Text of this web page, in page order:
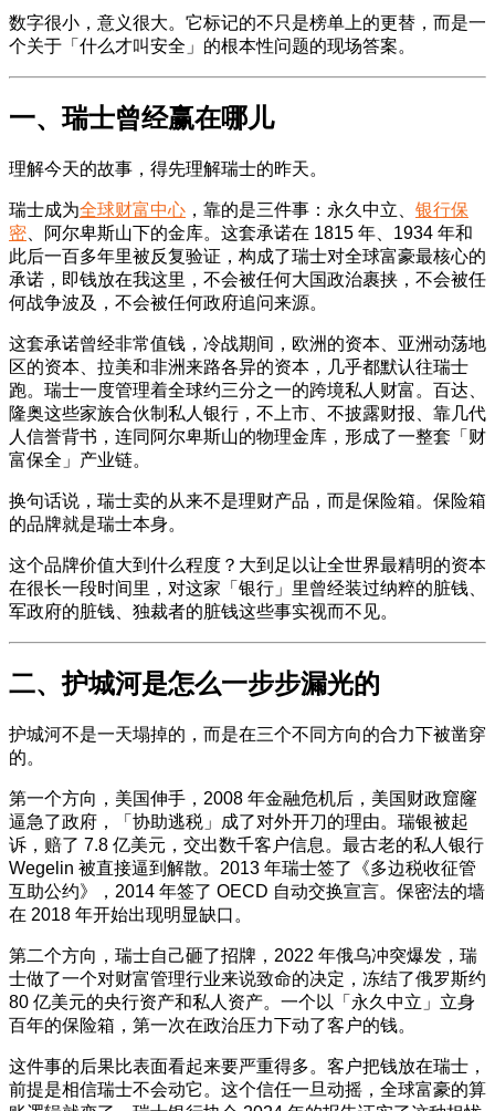
数字很小，意义很大。它标记的不只是榜单上的更替，而是一
个关于「什么才叫安全」的根本性问题的现场答案。
一、瑞士曾经赢在哪儿
理解今天的故事，得先理解瑞士的昨天。
瑞士成为全球财富中心 ，靠的是三件事：永久中立、 银行保
密 、阿尔卑斯山下的金库。这套承诺在 1815 年、1934 年和
此后一百多年里被反复验证，构成了瑞士对全球富豪最核心的
承诺，即钱放在我这里，不会被任何大国政治裹挟，不会被任
何战争波及，不会被任何政府追问来源。
这套承诺曾经非常值钱，冷战期间，欧洲的资本、亚洲动荡地
区的资本、拉美和非洲来路各异的资本，几乎都默认往瑞士
跑。瑞士一度管理着全球约三分之一的跨境私人财富。百达、
隆奥这些家族合伙制私人银行，不上市、不披露财报、靠几代
人信誉背书，连同阿尔卑斯山的物理金库，形成了一整套「财
富保全」产业链。
换句话说，瑞士卖的从来不是理财产品，而是保险箱。保险箱
的品牌就是瑞士本身。
这个品牌价值大到什么程度？大到足以让全世界最精明的资本
在很长一段时间里，对这家「银行」里曾经装过纳粹的脏钱、
军政府的脏钱、独裁者的脏钱这些事实视而不见。
二、护城河是怎么一步步漏光的
护城河不是一天塌掉的，而是在三个不同方向的合力下被凿穿
的。
第一个方向，美国伸手，2008 年金融危机后，美国财政窟窿
逼急了政府，「协助逃税」成了对外开刀的理由。瑞银被起
诉，赔了 7.8 亿美元，交出数千客户信息。最古老的私人银行
Wegelin 被直接逼到解散。2013 年瑞士签了《多边税收征管
互助公约》，2014 年签了 OECD 自动交换宣言。保密法的墙
在 2018 年开始出现明显缺口。
第二个方向，瑞士自己砸了招牌，2022 年俄乌冲突爆发，瑞
士做了一个对财富管理行业来说致命的决定，冻结了俄罗斯约
80 亿美元的央行资产和私人资产。一个以「永久中立」立身
百年的保险箱，第一次在政治压力下动了客户的钱。
这件事的后果比表面看起来要严重得多。客户把钱放在瑞士，
前提是相信瑞士不会动它。这个信任一旦动摇，全球富豪的算